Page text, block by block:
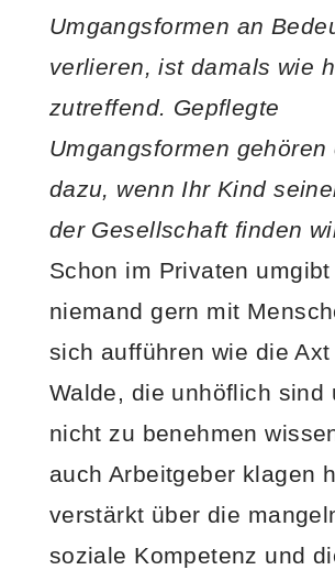
Umgangsformen an
verlieren, ist damals wie
zutreffend. Gepflegte
Umgangsformen gehören
dazu, wenn Ihr Kind
der Gesellschaft finden
Schon im Privaten umgibt
niemand gern mit
sich aufführen wie die Axt
Walde, die unhöflich sind
nicht zu benehmen
auch Arbeitgeber klagen
verstärkt über die
soziale Kompetenz und